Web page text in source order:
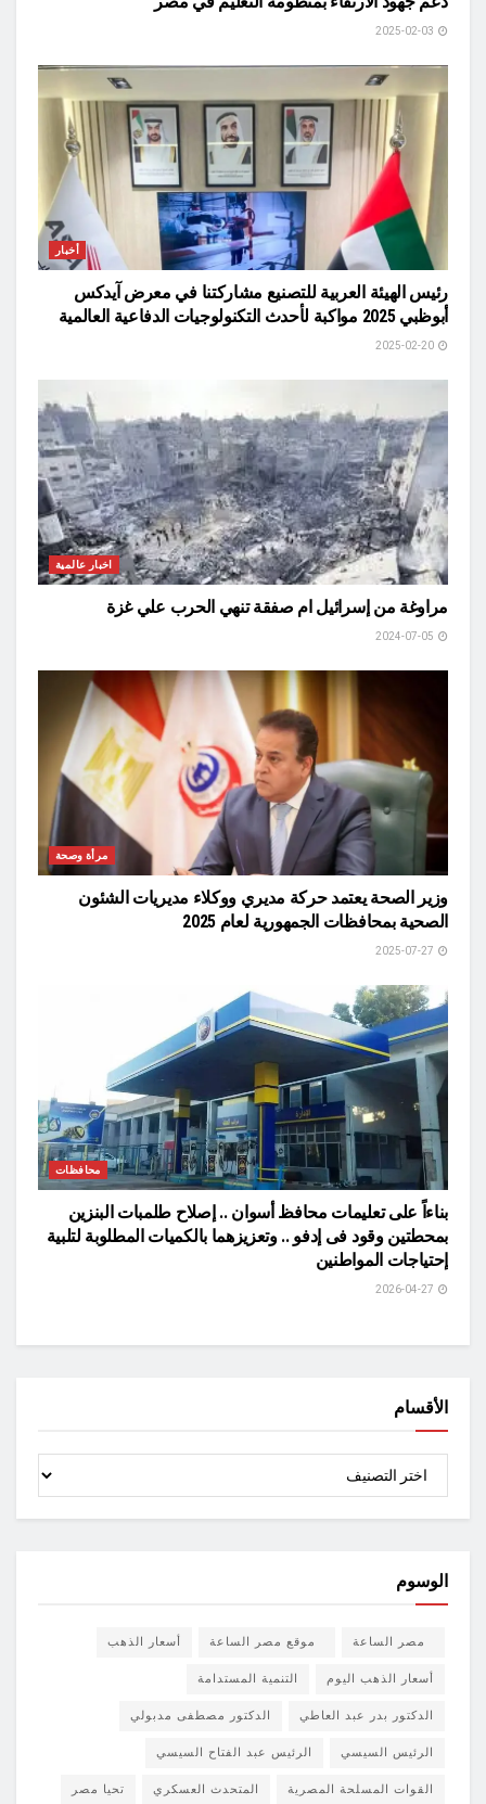
أخبار
رئيس الهيئة العربية للتصنيع مشاركتنا في معرض آيدكس
أبوظبي 2025 مواكبة لأحدث التكنولوجيات الدفاعية العالمية
اخبار عالمية
مراوغة من إسرائيل ام صفقة تنهي الحرب علي غزة
مرأة وصحة
وزير الصحة يعتمد حركة مديري ووكلاء مديريات الشئون
الصحية بمحافظات الجمهورية لعام 2025
محافظات
بناءاً على تعليمات محافظ أسوان .. إصلاح طلمبات البنزين
بمحطتين وقود فى إدفو .. وتعزيزهما بالكميات المطلوبة لتلبية
إحتياجات المواطنين
الأقسام
الأقسام
الوسوم
مصر الساعة موقع مصر الساعة أسعار الذهب
أسعار الذهب اليوم التنمية المستدامة
الدكتور بدر عبد العاطي الدكتور مصطفى مدبولي
الرئيس السيسي الرئيس عبد الفتاح السيسي
القوات المسلحة المصرية المتحدث العسكري تحيا مصر